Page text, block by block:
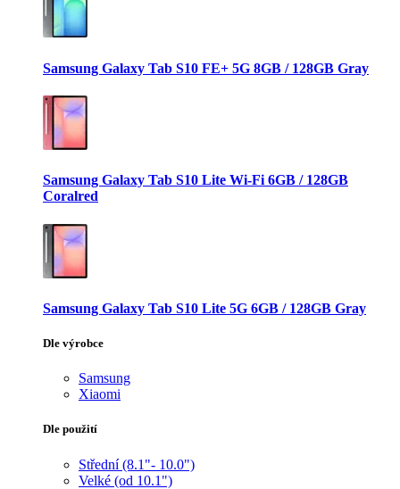
Samsung Galaxy Tab S10 FE+ 5G 8GB / 128GB Gray
Samsung Galaxy Tab S10 Lite Wi-Fi 6GB / 128GB
Coralred
Samsung Galaxy Tab S10 Lite 5G 6GB / 128GB Gray
Dle výrobce
Samsung
Xiaomi
Dle použití
Střední (8.1"- 10.0")
Velké (od 10.1")